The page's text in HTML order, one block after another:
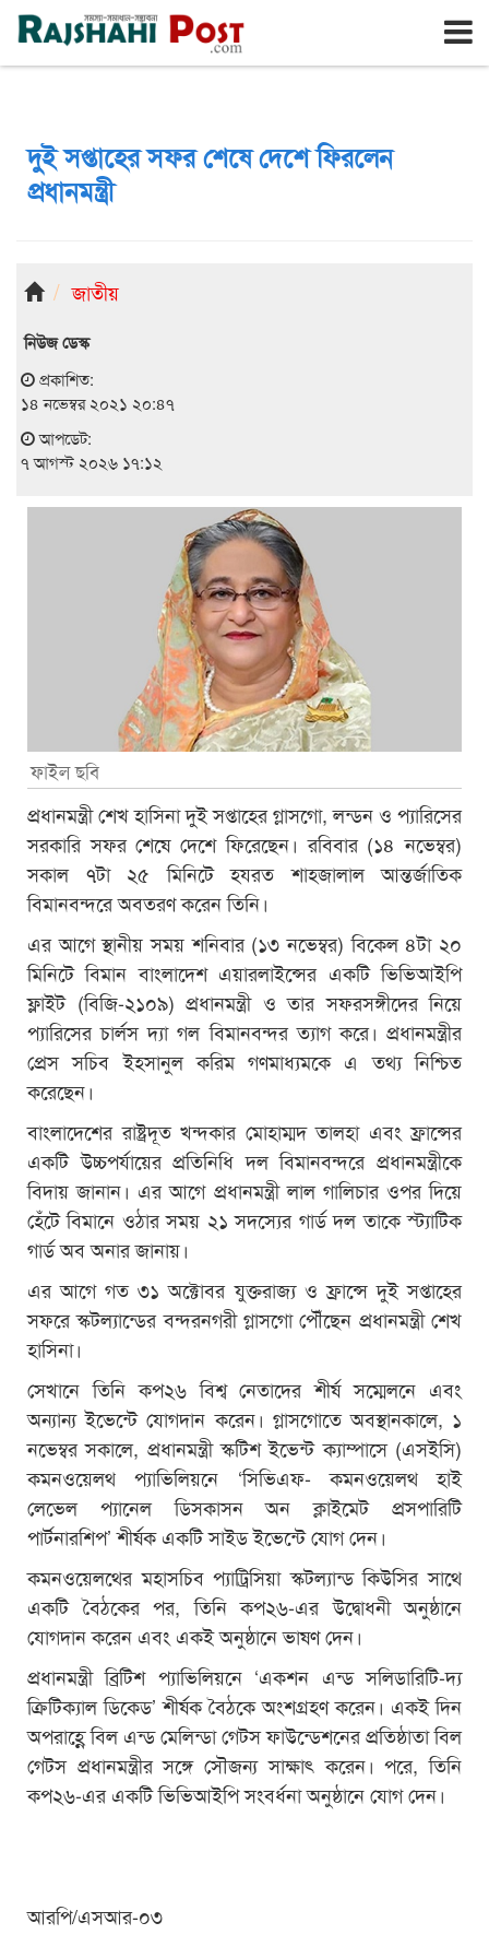
রাজশাহী শুক্রবার, ৭ই আগস্ট ২০২৬, ২৪শে শ্রাবণ ১৪৩৩
দুই সপ্তাহের সফর শেষে দেশে ফিরলেন
প্রধানমন্ত্রী
জাতীয়
নিউজ ডেস্ক
প্রকাশিত:
১৪ নভেম্বর ২০২১ ২০:৪৭
আপডেট:
৭ আগস্ট ২০২৬ ১৭:১২
ফাইল ছবি
প্রধানমন্ত্রী শেখ হাসিনা দুই সপ্তাহের গ্লাসগো, লন্ডন ও প্যারিসের
সরকারি সফর শেষে দেশে ফিরেছেন। রবিবার (১৪ নভেম্বর)
সকাল ৭টা ২৫ মিনিটে হযরত শাহজালাল আন্তর্জাতিক
বিমানবন্দরে অবতরণ করেন তিনি।
এর আগে স্থানীয় সময় শনিবার (১৩ নভেম্বর) বিকেল ৪টা ২০
মিনিটে বিমান বাংলাদেশ এয়ারলাইন্সের একটি ভিভিআইপি
ফ্লাইট (বিজি-২১০৯) প্রধানমন্ত্রী ও তার সফরসঙ্গীদের নিয়ে
প্যারিসের চার্লস দ্যা গল বিমানবন্দর ত্যাগ করে। প্রধানমন্ত্রীর
প্রেস সচিব ইহসানুল করিম গণমাধ্যমকে এ তথ্য নিশ্চিত
করেছেন।
বাংলাদেশের রাষ্ট্রদূত খন্দকার মোহাম্মদ তালহা এবং ফ্রান্সের
একটি উচ্চপর্যায়ের প্রতিনিধি দল বিমানবন্দরে প্রধানমন্ত্রীকে
বিদায় জানান। এর আগে প্রধানমন্ত্রী লাল গালিচার ওপর দিয়ে
হেঁটে বিমানে ওঠার সময় ২১ সদস্যের গার্ড দল তাকে স্ট্যাটিক
গার্ড অব অনার জানায়।
এর আগে গত ৩১ অক্টোবর যুক্তরাজ্য ও ফ্রান্সে দুই সপ্তাহের
সফরে স্কটল্যান্ডের বন্দরনগরী গ্লাসগো পৌঁছেন প্রধানমন্ত্রী শেখ
হাসিনা।
সেখানে তিনি কপ২৬ বিশ্ব নেতাদের শীর্ষ সম্মেলনে এবং
অন্যান্য ইভেন্টে যোগদান করেন। গ্লাসগোতে অবস্থানকালে, ১
নভেম্বর সকালে, প্রধানমন্ত্রী স্কটিশ ইভেন্ট ক্যাম্পাসে (এসইসি)
কমনওয়েলথ প্যাভিলিয়নে ‘সিভিএফ- কমনওয়েলথ হাই
লেভেল প্যানেল ডিসকাসন অন ক্লাইমেট প্রসপারিটি
পার্টনারশিপ’ শীর্ষক একটি সাইড ইভেন্টে যোগ দেন।
কমনওয়েলথের মহাসচিব প্যাট্রিসিয়া স্কটল্যান্ড কিউসির সাথে
একটি বৈঠকের পর, তিনি কপ২৬-এর উদ্বোধনী অনুষ্ঠানে
যোগদান করেন এবং একই অনুষ্ঠানে ভাষণ দেন।
প্রধানমন্ত্রী ব্রিটিশ প্যাভিলিয়নে ‘একশন এন্ড সলিডারিটি-দ্য
ক্রিটিক্যাল ডিকেড’ শীর্ষক বৈঠকে অংশগ্রহণ করেন। একই দিন
অপরাহ্ণে বিল এন্ড মেলিন্ডা গেটস ফাউন্ডেশনের প্রতিষ্ঠাতা বিল
গেটস প্রধানমন্ত্রীর সঙ্গে সৌজন্য সাক্ষাৎ করেন। পরে, তিনি
কপ২৬-এর একটি ভিভিআইপি সংবর্ধনা অনুষ্ঠানে যোগ দেন।
আরপি/এসআর-০৩